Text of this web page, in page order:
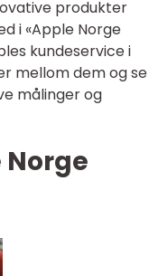
produkter
i «Apple Norge
kundeservice i
mellom dem og se
målinger og